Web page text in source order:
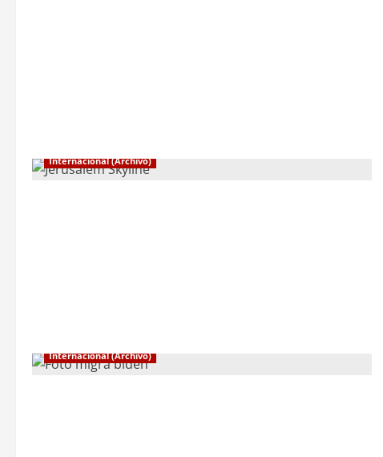
Internacional (Archivo)
Internacional (Archivo)